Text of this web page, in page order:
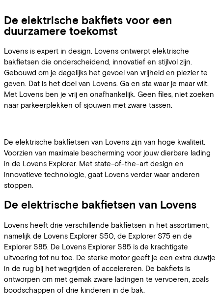
De elektrische bakfiets voor een
duurzamere toekomst
Lovens is expert in design. Lovens ontwerpt elektrische
bakfietsen die onderscheidend, innovatief en stijlvol zijn.
Gebouwd om je dagelijks het gevoel van vrijheid en plezier te
geven. Dat is het doel van Lovens. Ga en sta waar je maar wilt.
Met Lovens ben je vrij en onafhankelijk. Geen files, niet zoeken
naar parkeerplekken of sjouwen met zware tassen.
De elektrische bakfietsen van Lovens zijn van hoge kwaliteit.
Voorzien van maximale bescherming voor jouw dierbare lading
in de Lovens Explorer. Met state-of-the-art design en
innovatieve technologie, gaat Lovens verder waar anderen
stoppen.
De elektrische bakfietsen van Lovens
Lovens heeft drie verschillende bakfietsen in het assortiment,
namelijk de Lovens Explorer S50, de Explorer S75 en de
Explorer S85. De Lovens Explorer S85 is de krachtigste
uitvoering tot nu toe. De sterke motor geeft je een extra duwtje
in de rug bij het wegrijden of accelereren. De bakfiets is
ontworpen om met gemak zware ladingen te vervoeren, zoals
boodschappen of drie kinderen in de bak.